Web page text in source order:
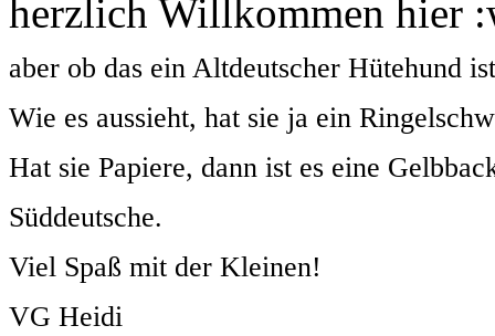
herzlich Willkommen hier
aber ob das ein Altdeutscher Hütehund
Wie es aussieht, hat sie ja ein
Hat sie Papiere, dann ist es eine
Süddeutsche.
Viel Spaß mit der Kleinen!
VG Heidi